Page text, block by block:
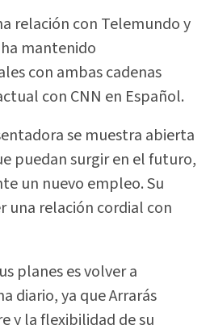
relación con Telemundo y
mantenido
con ambas cadenas
con CNN en Español.
se muestra abierta
puedan surgir en el futuro,
un nuevo empleo. Su
una relación cordial con
planes es volver a
diario, ya que Arrarás
y la flexibilidad de su